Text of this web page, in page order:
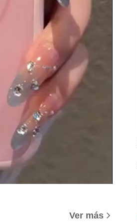
Ver más